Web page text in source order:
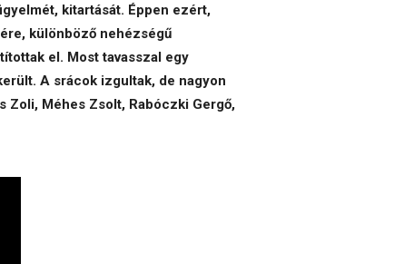
kitartását. Éppen ezért,
különböző nehézségű
el. Most tavasszal egy
A srácok izgultak, de nagyon
Zoli, Méhes Zsolt, Rabóczki Gergő,